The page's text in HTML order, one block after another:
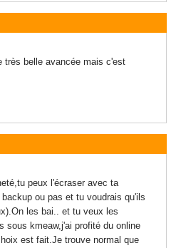
très belle avancée mais c'est
peux l'écraser avec ta
ou pas et tu voudrais qu'ils
les bai.. et tu veux les
sous kmeaw,j'ai profité du online
est fait.Je trouve normal que